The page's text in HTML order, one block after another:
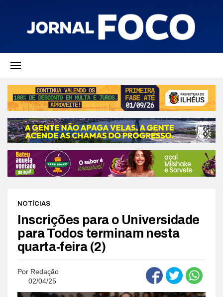
NOTÍCIAS
Inscrições para o Universidade
para Todos terminam nesta
quarta-feira (2)
Por Redação
02/04/25